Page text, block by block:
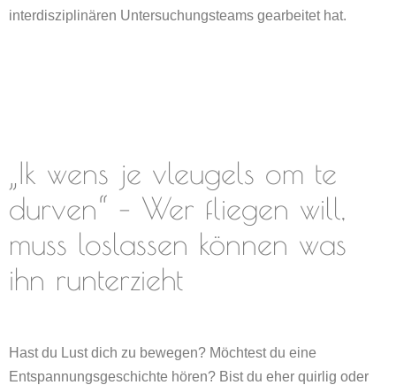
interdisziplinären Untersuchungsteams gearbeitet hat.
„Ik wens je vleugels om te
durven“ – Wer fliegen will,
muss loslassen können was
ihn runterzieht
Hast du Lust dich zu bewegen? Möchtest du eine
Entspannungsgeschichte hören? Bist du eher quirlig oder